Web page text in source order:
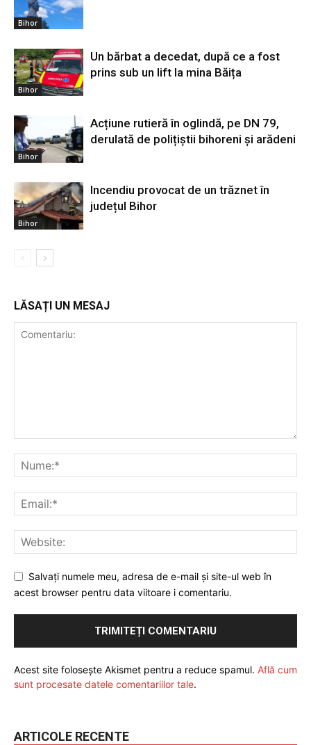
Bihor
Bihor
Un bărbat a decedat, după ce a fost
prins sub un lift la mina Băița
Bihor
Acțiune rutieră în oglindă, pe DN 79,
derulată de polițiștii bihoreni și arădeni
Bihor
Incendiu provocat de un trăznet în
județul Bihor
LĂSAȚI UN MESAJ
Salvați numele meu, adresa de e-mail și site-ul web în
acest browser pentru data viitoare i comentariu.
Acest site folosește Akismet pentru a reduce spamul. Află cum
sunt procesate datele comentariilor tale.
ARTICOLE RECENTE